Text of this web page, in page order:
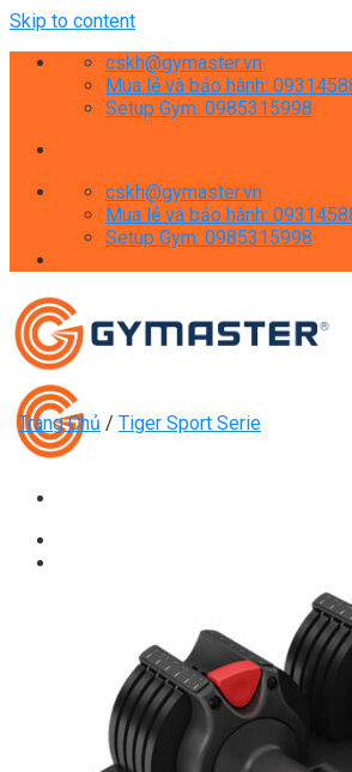
Skip to content
cskh@gymaster.vn
Mua lẻ và bảo hành:
Setup Gym: 0985315998
cskh@gymaster.vn
Mua lẻ và bảo hành:
Setup Gym: 0985315998
Xe Đạp Tập Thể Dục
Máy Tập Thể Dục ( Cardio )
Máy Chạy Bộ
Xe Đạp Tập Thể Dục
Xe đạp ngồi có tựa lưng
Máy Trượt Tuyết
Trang Chủ / Tiger Sport Serie